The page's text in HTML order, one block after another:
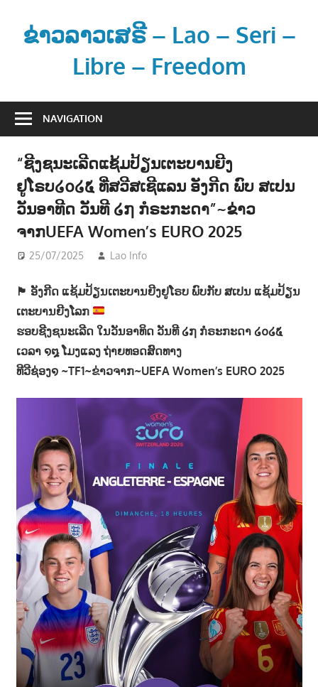
contentຂ່າວລາວເສຣີ – Lao – Seri –
Libre – Freedom
າ
ະ
ຂໍ້
ຂ່
ວ
ສ
າ
ນ
NAVIGATION
“ຊີງຊນະເລີດແຊ້ມປ້ຽນເຕະບານຍີງ
ຢູໂຣບ໒໐໒໕ ທີ່ສວີສເຊີແລນ ອັງກີດ ພົບ ສເປນ
ວັນອາທີດ ວັນທີ ໒໗ ກໍຣະກະດາ”~ຂ່າວ
ຈາກUEFA Women’s EURO 2025
25/07/2025 Lao Info
🏴󠁧󠁢󠁥󠁮󠁧󠁿 ອັງກີດ ແຊ້ມປ້ຽນເຕະບານຍີງຢູໂຣບ ພົບກັບ ສເປນ ແຊ້ມປ້ຽນ
ເຕະບານຍີງໂລກ
ຮອບຊີງຊນະເລີດ ໃນວັນອາທິດ ວັນທີ ໒໗ ກໍຣະກະດາ ໒໐໒໕
ເວລາ ໑໘ ໂມງແລງ ຖ່າຍທອດສົດທາງ
ທີວີຊ່ອງ໑ ~TF1~ຂ່າວຈາກ~UEFA Women’s EURO 2025